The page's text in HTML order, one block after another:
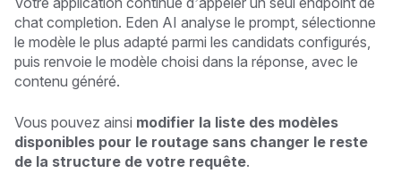
chat completion. Eden AI analyse le prompt, sélectionne
le modèle le plus adapté parmi les candidats configurés,
puis renvoie le modèle choisi dans la réponse, avec le
contenu généré.
Vous pouvez ainsi modifier la liste des modèles
disponibles pour le routage sans changer le reste
de la structure de votre requête.